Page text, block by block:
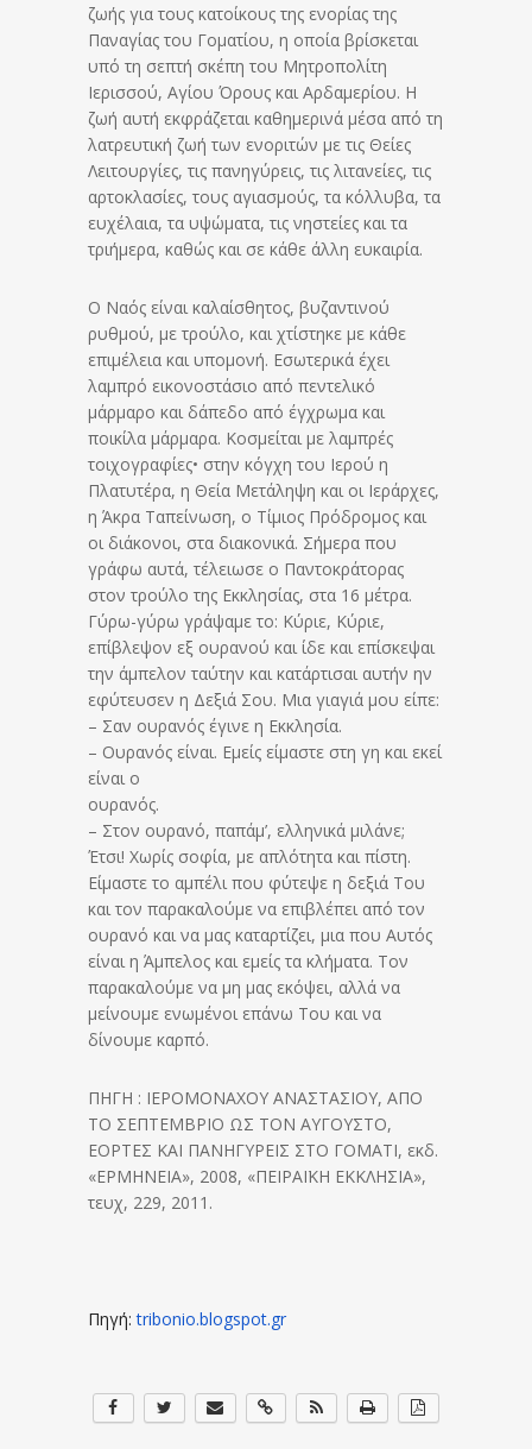
ζωής για τους κατοίκους της ενορίας της
Παναγίας του Γοματίου, η οποία βρίσκεται
υπό τη σεπτή σκέπη του Μητροπολίτη
Ιερισσού, Αγίου Όρους και Αρδαμερίου. Η
ζωή αυτή εκφράζεται καθημερινά μέσα από τη
λατρευτική ζωή των ενοριτών με τις Θείες
Λειτουργίες, τις πανηγύρεις, τις λιτανείες, τις
αρτοκλασίες, τους αγιασμούς, τα κόλλυβα, τα
ευχέλαια, τα υψώματα, τις νηστείες και τα
τριήμερα, καθώς και σε κάθε άλλη ευκαιρία.
Ο Ναός είναι καλαίσθητος, βυζαντινού
ρυθμού, με τρούλο, και χτίστηκε με κάθε
επιμέλεια και υπομονή. Εσωτερικά έχει
λαμπρό εικονοστάσιο από πεντελικό
μάρμαρο και δάπεδο από έγχρωμα και
ποικίλα μάρμαρα. Κοσμείται με λαμπρές
τοιχογραφίες• στην κόγχη του Ιερού η
Πλατυτέρα, η Θεία Μετάληψη και οι Ιεράρχες,
η Άκρα Ταπείνωση, ο Τίμιος Πρόδρομος και
οι διάκονοι, στα διακονικά. Σήμερα που
γράφω αυτά, τέλειωσε ο Παντοκράτορας
στον τρούλο της Εκκλησίας, στα 16 μέτρα.
Γύρω-γύρω γράψαμε το: Κύριε, Κύριε,
επίβλεψον εξ ουρανού και ίδε και επίσκεψαι
την άμπελον ταύτην και κατάρτισαι αυτήν ην
εφύτευσεν η Δεξιά Σου. Μια γιαγιά μου είπε:
– Σαν ουρανός έγινε η Εκκλησία.
– Ουρανός είναι. Εμείς είμαστε στη γη και εκεί
είναι ο
ουρανός.
– Στον ουρανό, παπάμ’, ελληνικά μιλάνε;
Έτσι! Χωρίς σοφία, με απλότητα και πίστη.
Είμαστε το αμπέλι που φύτεψε η δεξιά Του
και τον παρακαλούμε να επιβλέπει από τον
ουρανό και να μας καταρτίζει, μια που Αυτός
είναι η Άμπελος και εμείς τα κλήματα. Τον
παρακαλούμε να μη μας εκόψει, αλλά να
μείνουμε ενωμένοι επάνω Του και να
δίνουμε καρπό.
ΠΗΓΗ : ΙΕΡΟΜΟΝΑΧΟΥ ΑΝΑΣΤΑΣΙΟΥ, ΑΠΟ
ΤΟ ΣΕΠΤΕΜΒΡΙΟ ΩΣ ΤΟΝ ΑΥΓΟΥΣΤΟ,
ΕΟΡΤΕΣ ΚΑΙ ΠΑΝΗΓΥΡΕΙΣ ΣΤΟ ΓΟΜΑΤΙ, εκδ.
«ΕΡΜΗΝΕΙΑ», 2008, «ΠΕΙΡΑΪΚΗ ΕΚΚΛΗΣΙΑ»,
τευχ, 229, 2011.
Πηγή:tribonio.blogspot.gr